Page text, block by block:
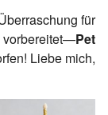
für
Pet
Liebe mich,